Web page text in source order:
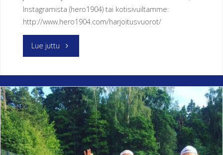
Instagramista (hero1904) tai kotisivuiltamme:
http://www.hero1904.com/harjoitusvuorot/
Lue juttu"HERO
liikuntavuorot
kaudelle
2018-
2019